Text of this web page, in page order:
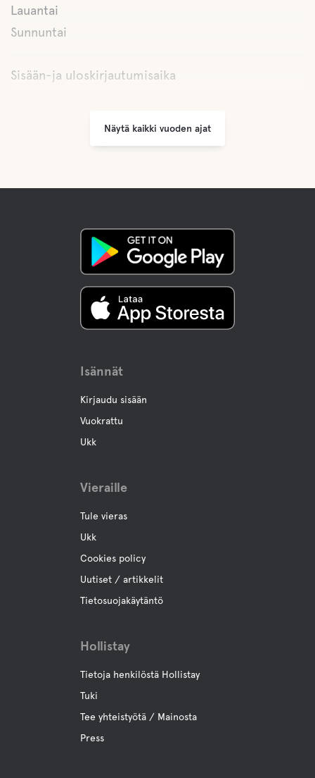
Lauantai
Sunnuntai
Sisään-ja uloskirjautumisaika
Näytä kaikki vuoden ajat
Isännät
Kirjaudu sisään
Vuokrattu
Ukk
Vieraille
Tule vieras
Ukk
Cookies policy
Uutiset / artikkelit
Tietosuojakäytäntö
Hollistay
Tietoja henkilöstä Hollistay
Tuki
Tee yhteistyötä / Mainosta
Press